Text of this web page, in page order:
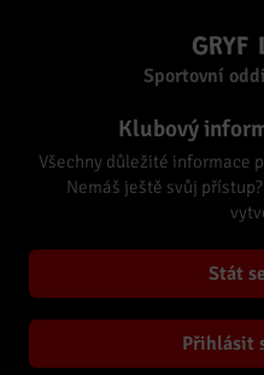
Sportovní
Klubový
Všechny důležité informace
Nemáš ještě svůj
Stát
Přihlásit